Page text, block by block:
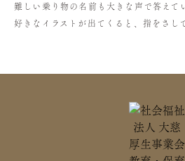
難しい乗り物の名前も大きな声で答えて
好きなイラストが出てくると、指をさし